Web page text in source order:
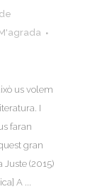
de
us volem
I
faran
gran
Juste (2015)
A ...